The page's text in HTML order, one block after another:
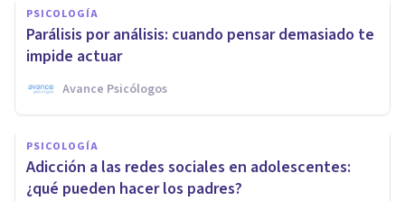
PSICOLOGÍA
Parálisis por análisis: cuando pensar demasiado te
impide actuar
Avance Psicólogos
PSICOLOGÍA
Adicción a las redes sociales en adolescentes:
¿qué pueden hacer los padres?